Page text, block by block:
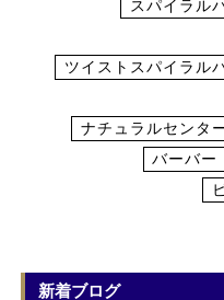
スパイラル
ツイストスパイラル
ナチュラルセンタ
バーバー
新着ブログ